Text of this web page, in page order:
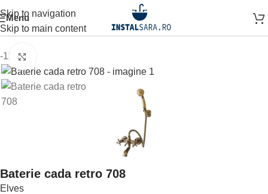
Skip to navigation
Skip to main content
Menu
Prima pagină
-12%
Baterie cada retro 708
Elves